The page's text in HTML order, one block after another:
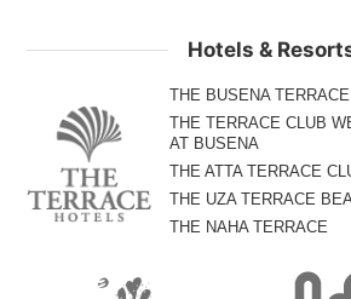
Hotels &
THE BUSENA TERRACE
THE TERRACE CLUB
AT BUSENA
THE ATTA TERRACE
THE UZA TERRACE
THE NAHA TERRACE